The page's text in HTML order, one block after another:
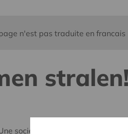
n'est pas traduite en francais
stralen!
société solidaire et